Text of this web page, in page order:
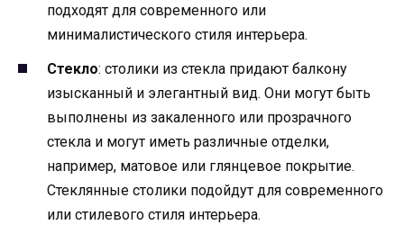
подходят для современного или
минималистического стиля интерьера.
Стекло: столики из стекла придают балкону
изысканный и элегантный вид. Они могут быть
выполнены из закаленного или прозрачного
стекла и могут иметь различные отделки,
например, матовое или глянцевое покрытие.
Стеклянные столики подойдут для современного
или стилевого стиля интерьера.